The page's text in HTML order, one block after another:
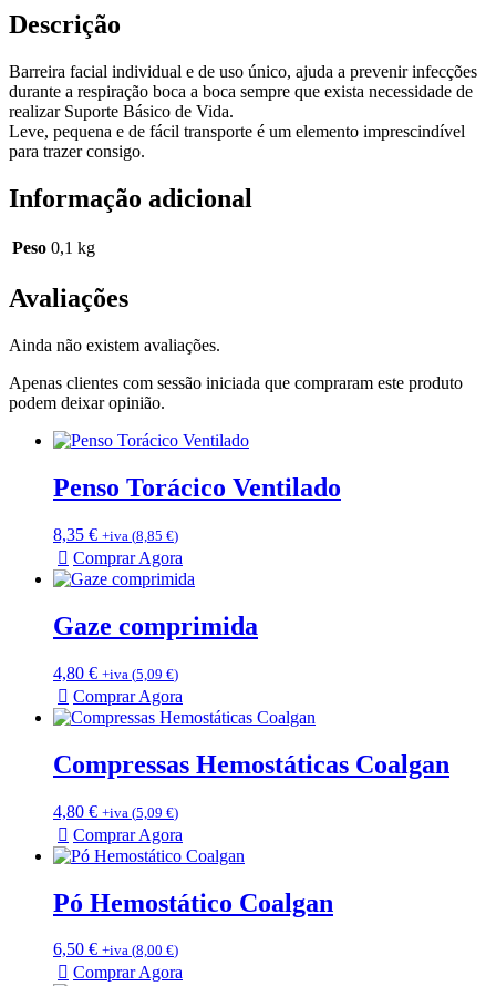
Descrição
Barreira facial individual e de uso único, ajuda a prevenir infecções
durante a respiração boca a boca sempre que exista necessidade de
realizar Suporte Básico de Vida.
Leve, pequena e de fácil transporte é um elemento imprescindível
para trazer consigo.
Informação adicional
Peso 0,1 kg
Avaliações
Ainda não existem avaliações.
Apenas clientes com sessão iniciada que compraram este produto
podem deixar opinião.
Penso Torácico Ventilado
8,35 € +iva (8,85 €)
Comprar Agora
Gaze comprimida
4,80 € +iva (5,09 €)
Comprar Agora
Compressas Hemostáticas Coalgan
4,80 € +iva (5,09 €)
Comprar Agora
Pó Hemostático Coalgan
6,50 € +iva (8,00 €)
Comprar Agora